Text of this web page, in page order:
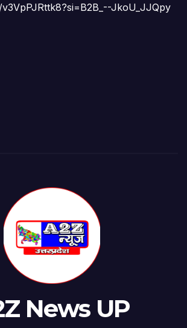
JkoU_JJQpy
News UP